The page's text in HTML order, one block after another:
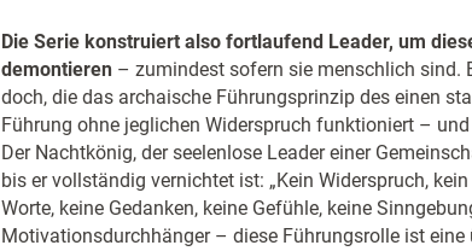
Die Serie konstruiert also fortlaufend Leader, um
demontieren – zumindest sofern sie menschlich sind.
doch, die das archaische Führungsprinzip des einen
Führung ohne jeglichen Widerspruch funktioniert –
Der Nachtkönig, der seelenlose Leader einer
bis er vollständig vernichtet ist: „Kein Widerspruch,
Worte, keine Gedanken, keine Gefühle, keine
Motivationsdurchhänger – diese Führungsrolle ist eine